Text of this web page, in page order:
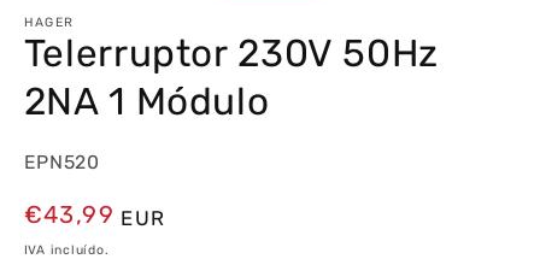
HAGER
Telerruptor 230V 50Hz
2NA 1 Módulo
EPN520
Preço
normal
€43,99 EUR
IVA incluído.